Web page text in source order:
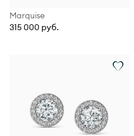
Marquise
315 000 руб.